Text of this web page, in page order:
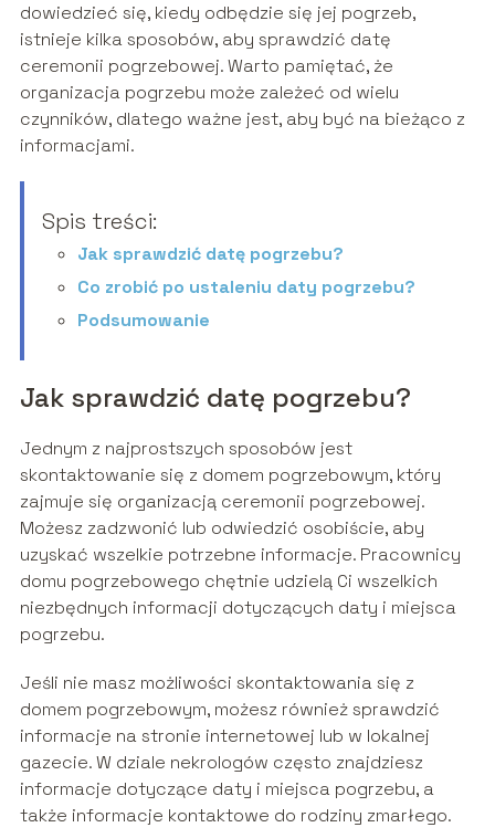
dowiedzieć się, kiedy odbędzie się jej pogrzeb,
istnieje kilka sposobów, aby sprawdzić datę
ceremonii pogrzebowej. Warto pamiętać, że
organizacja pogrzebu może zależeć od wielu
czynników, dlatego ważne jest, aby być na bieżąco z
informacjami.
Spis treści:
Jak sprawdzić datę pogrzebu?
Co zrobić po ustaleniu daty pogrzebu?
Podsumowanie
Jak sprawdzić datę pogrzebu?
Jednym z najprostszych sposobów jest
skontaktowanie się z domem pogrzebowym, który
zajmuje się organizacją ceremonii pogrzebowej.
Możesz zadzwonić lub odwiedzić osobiście, aby
uzyskać wszelkie potrzebne informacje. Pracownicy
domu pogrzebowego chętnie udzielą Ci wszelkich
niezbędnych informacji dotyczących daty i miejsca
pogrzebu.
Jeśli nie masz możliwości skontaktowania się z
domem pogrzebowym, możesz również sprawdzić
informacje na stronie internetowej lub w lokalnej
gazecie. W dziale nekrologów często znajdziesz
informacje dotyczące daty i miejsca pogrzebu, a
także informacje kontaktowe do rodziny zmarłego.